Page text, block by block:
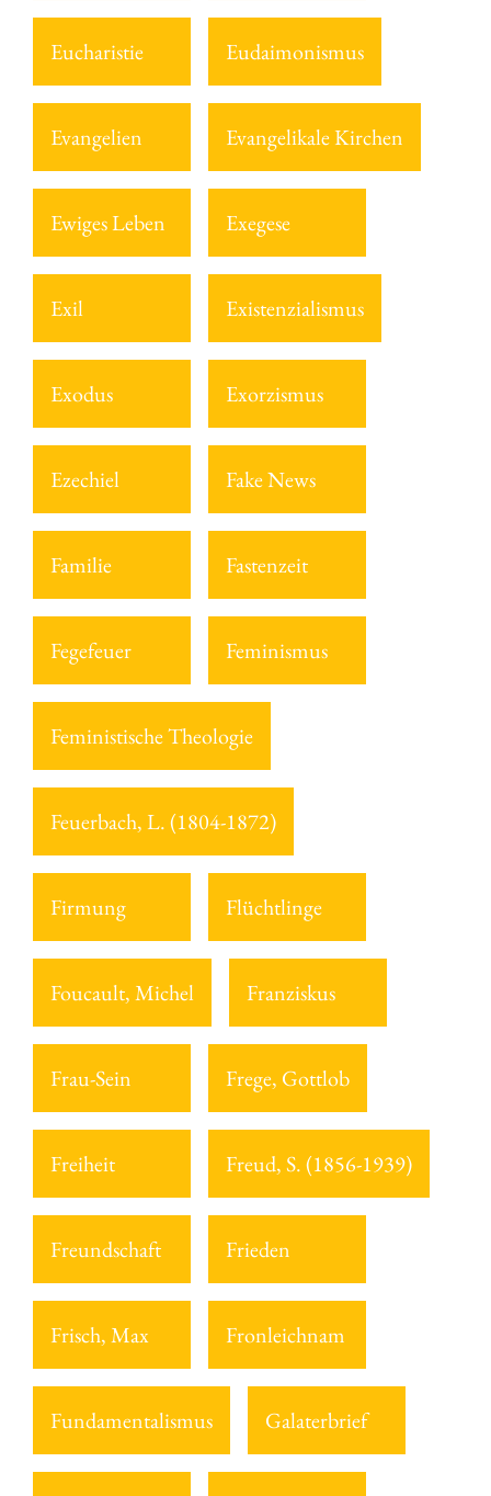
Eucharistie Eudaimonismus
Evangelien Evangelikale Kirchen
Ewiges Leben Exegese
Exil Existenzialismus
Exodus Exorzismus
Ezechiel Fake News
Familie Fastenzeit
Fegefeuer Feminismus
Feministische Theologie
Feuerbach, L. (1804-1872)
Firmung Flüchtlinge
Foucault, Michel Franziskus
Frau-Sein Frege, Gottlob
Freiheit Freud, S. (1856-1939)
Freundschaft Frieden
Frisch, Max Fronleichnam
Fundamentalismus Galaterbrief